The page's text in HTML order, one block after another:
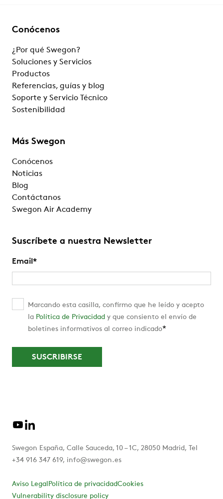
Conócenos
¿Por qué Swegon?
Soluciones y Servicios
Productos
Referencias, guías y blog
Soporte y Servicio Técnico
Sostenibilidad
Más Swegon
Conócenos
Noticias
Blog
Contáctanos
Swegon Air Academy
Suscríbete a nuestra Newsletter
Email *
Marcando esta casilla, confirmo que he leído y acepto
la Política de Privacidad y que consiento el envío de
boletines informativos al correo indicado*
Swegon España, Calle Sauceda, 10 – 1C, 28050 Madrid, Tel
+34 916 347 619, info@swegon.es
Aviso LegalPolítica de privacidadCookies
Vulnerability disclosure policy